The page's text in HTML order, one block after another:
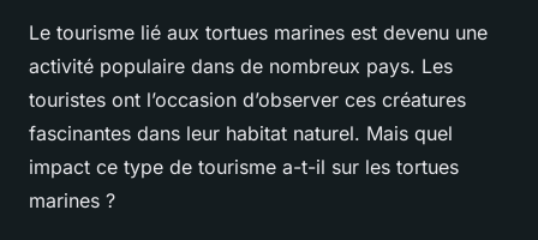
Le tourisme lié aux tortues marines est devenu une
activité populaire dans de nombreux pays. Les
touristes ont l’occasion d’observer ces créatures
fascinantes dans leur habitat naturel. Mais quel
impact ce type de tourisme a-t-il sur les tortues
marines ?